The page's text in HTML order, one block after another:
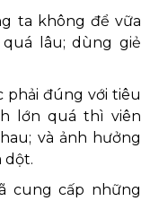
ta không để vữa
lâu; dùng giẻ
phải đúng với tiêu
lớn quá thì viên
và ảnh hưởng
dột.
cung cấp những